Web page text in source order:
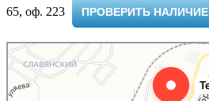
65, оф. 223 ​
ПРОВЕРИТЬ НАЛИЧИЕ